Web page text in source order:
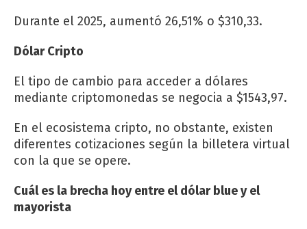
Durante el 2025, aumentó 26,51% o $310,33.
Dólar Cripto
El tipo de cambio para acceder a dólares
mediante criptomonedas se negocia a $1543,97.
En el ecosistema cripto, no obstante, existen
diferentes cotizaciones según la billetera virtual
con la que se opere.
Cuál es la brecha hoy entre el dólar blue y el
mayorista